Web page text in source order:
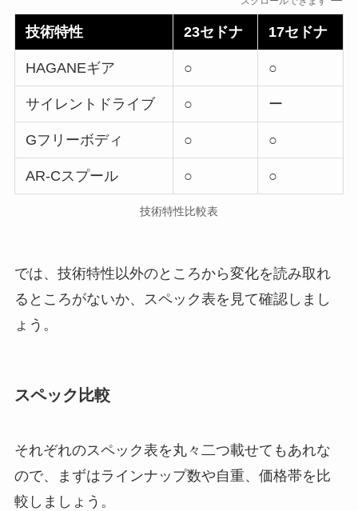
技術特性 23セドナ 17セドナ
HAGANEギア ○ ○
サイレントドライブ ○ ー
Gフリーボディ ○ ○
AR-Cスプール ○ ○
技術特性比較表
では、技術特性以外のところから変化を読み取れ
るところがないか、スペック表を見て確認しまし
ょう。
スペック比較
それぞれのスペック表を丸々二つ載せてもあれな
ので、まずはラインナップ数や自重、価格帯を比
較しましょう。